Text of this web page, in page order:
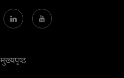
मुख्यपृष्ठ